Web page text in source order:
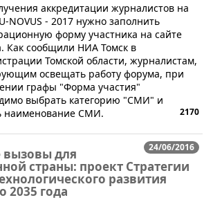
аккредитации журналистов на
NOVUS - 2017 нужно заполнить
форму участника на сайте
Как сообщили НИА Томск в
Томской области, журналистам,
освещать работу форума, при
графы "Форма участия"
выбрать категорию "СМИ" и
наименование СМИ.
2170
24/06/2016
для
страны: проект Стратегии
развития
2035 года